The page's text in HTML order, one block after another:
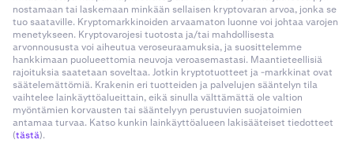
nostamaan tai laskemaan minkään sellaisen kryptovaran arvoa, jonka se
tuo saataville. Kryptomarkkinoiden arvaamaton luonne voi johtaa varojen
menetykseen. Kryptovarojesi tuotosta ja/tai mahdollisesta
arvonnoususta voi aiheutua veroseuraamuksia, ja suosittelemme
hankkimaan puolueettomia neuvoja veroasemastasi. Maantieteellisiä
rajoituksia saatetaan soveltaa. Jotkin kryptotuotteet ja -markkinat ovat
säätelemättömiä. Krakenin eri tuotteiden ja palvelujen sääntelyn tila
vaihtelee lainkäyttöalueittain, eikä sinulla välttämättä ole valtion
myöntämien korvausten tai sääntelyyn perustuvien suojatoimien
antamaa turvaa. Katso kunkin lainkäyttöalueen lakisääteiset tiedotteet
(tästä).